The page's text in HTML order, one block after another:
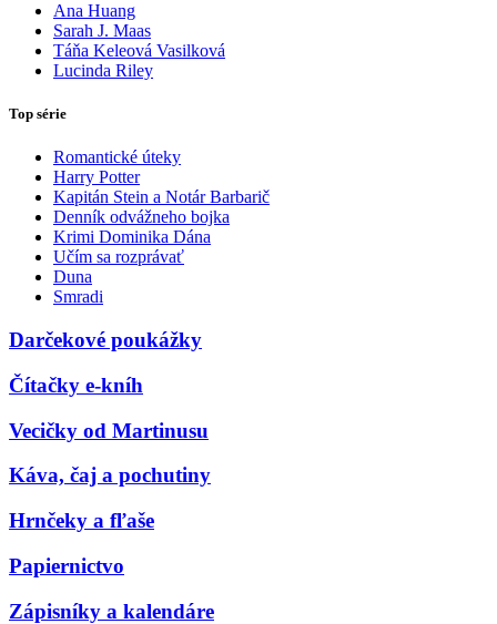
Ana Huang
Sarah J. Maas
Táňa Keleová Vasilková
Lucinda Riley
Top série
Romantické úteky
Harry Potter
Kapitán Stein a Notár Barbarič
Denník odvážneho bojka
Krimi Dominika Dána
Učím sa rozprávať
Duna
Smradi
Darčekové poukážky
Čítačky e-kníh
Vecičky od Martinusu
Káva, čaj a pochutiny
Hrnčeky a fľaše
Papiernictvo
Zápisníky a kalendáre